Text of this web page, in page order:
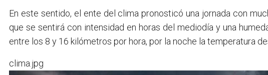
En este sentido, el ente del clima pronosticó una jornada con
que se sentirá con intensidad en horas del mediodía y una
entre los 8 y 16 kilómetros por hora, por la noche la temperatura
clima.jpg